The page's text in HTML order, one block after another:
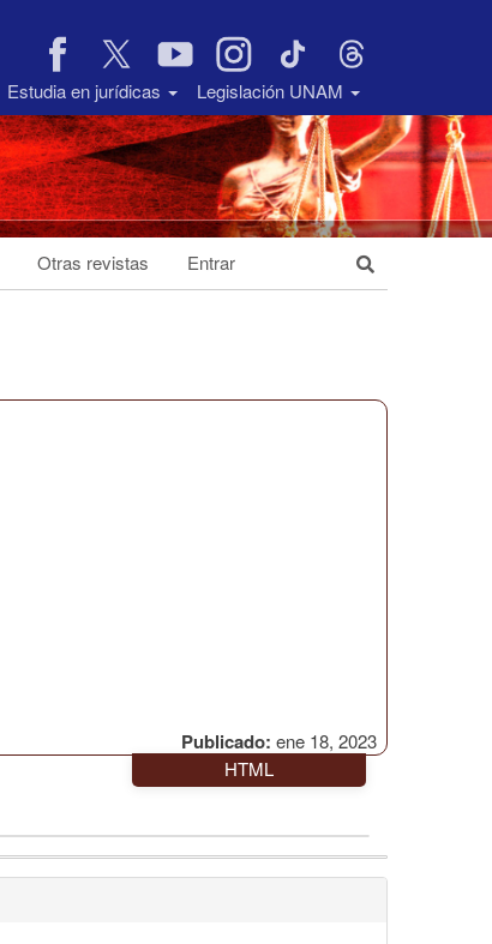
Estudia en jurídicas Legislación UNAM
Otras revistas Entrar
Publicado: ene 18, 2023
HTML